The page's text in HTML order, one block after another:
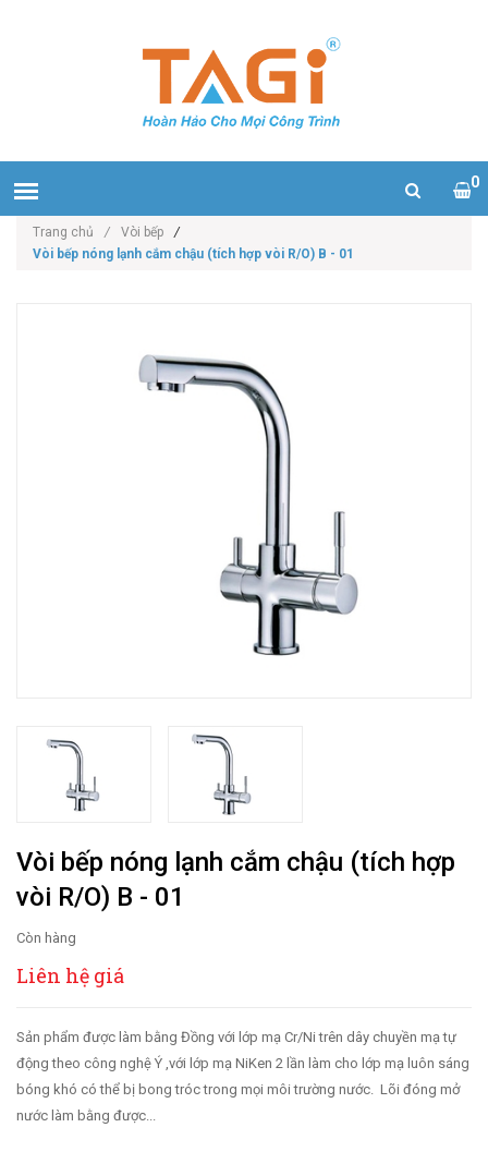
0
Trang chủ / Vòi bếp
/
Vòi bếp nóng lạnh cắm chậu (tích hợp vòi R/O) B - 01
Vòi bếp nóng lạnh cắm chậu (tích hợp
vòi R/O) B - 01
Còn hàng
Liên hệ giá
Sản phẩm được làm bằng Đồng với lớp mạ Cr/Ni trên dây chuyền mạ tự
động theo công nghệ Ý ,với lớp mạ NiKen 2 lần làm cho lớp mạ luôn sáng
bóng khó có thể bị bong tróc trong mọi môi trường nước. Lõi đóng mở
nước làm bằng được...